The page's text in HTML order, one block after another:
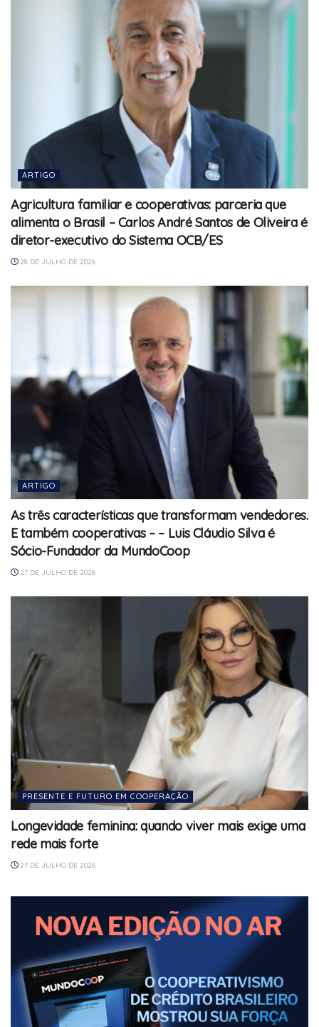
ARTIGO
Agricultura familiar e cooperativas: parceria que
alimenta o Brasil – Carlos André Santos de Oliveira é
diretor-executivo do Sistema OCB/ES
28 DE JULHO DE 2026
ARTIGO
As três características que transformam vendedores.
E também cooperativas – – Luis Cláudio Silva é
Sócio-Fundador da MundoCoop
27 DE JULHO DE 2026
PRESENTE E FUTURO EM COOPERAÇÃO
Longevidade feminina: quando viver mais exige uma
rede mais forte
27 DE JULHO DE 2026